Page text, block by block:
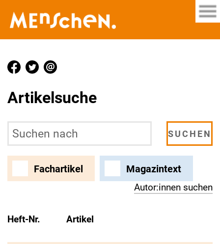
Artikelsuche
Fachartikel Magazintext
Autor:innen suchen
Heft-Nr. Artikel